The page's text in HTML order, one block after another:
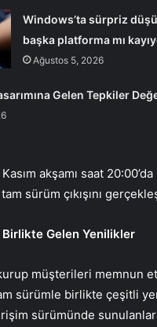
Windows’ta sürpriz
başka platforma mı
Ağustos 5, 2026
Gelen Tepkiler
akşamı saat
sürüm çıkışını
Birlikte Gelen Yenilikler
müşterileri memnun
sürümle birlikte çeşitli
sürümünde